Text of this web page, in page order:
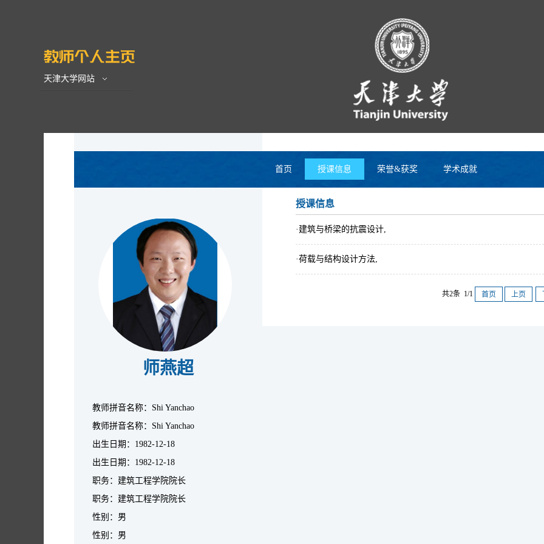
天津大学网站
首页 授课信息 荣誉&获奖 学术成就
师燕超
教师拼音名称：Shi Yanchao
教师拼音名称：Shi Yanchao
出生日期：1982-12-18
出生日期：1982-12-18
职务：建筑工程学院院长
职务：建筑工程学院院长
性别：男
性别：男
授课信息
·建筑与桥梁的抗震设计,
·荷载与结构设计方法,
共2条 1/1 首页 上页